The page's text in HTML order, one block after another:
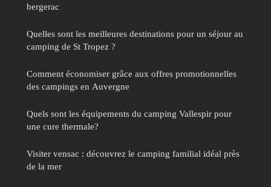
bergerac
Quelles sont les meilleures destinations pour un séjour au
camping de St Tropez ?
Comment économiser grâce aux offres promotionnelles
des campings en Auvergne
Quels sont les équipements du camping Vallespir pour
une cure thermale?
Visiter vensac : découvrez le camping familial idéal près
de la mer